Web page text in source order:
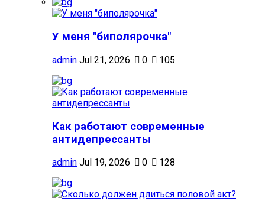
У меня "биполярочка"
admin Jul 21, 2026 0 105
Как работают современные
антидепрессанты
admin Jul 19, 2026 0 128